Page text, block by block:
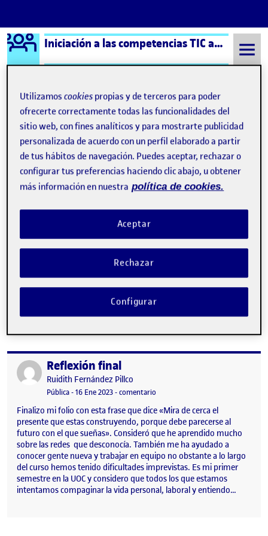
Saltar al contenido
Logo Ágora Iniciación a las competencias TIC aula 6
Semestre 20221 - Aula 6 16 Enero, 2023
16 Enero, 2023
Publicado porCierre del portfolio – Reflexión final
Visibilidad:
Pública-Fecha de publicación
16 Ene 2023-comentarioen Cierre del portfolio – Reflexión
Ya hemos llegado a la recta final y nos estamos preparando para
terminar este semestre y afrontar las pruebas finales. Durante el
proyecto y todas las actividades que hemos ido desarrollando he
aprendido en muchos aspectos. Tener que trabajar de forma
colaborativa con otras personas a distancia ha supuesto un reto,
pero he podido comprobar que poniendo cada uno de su parte
se puede conseguir. Los puntos imprescindibles para que tuviera
éxito nuestro proyecto y pudiéramos completarlo han sido el…
Publicado porReflexión final
Publicado por
Ruidith Fernández Pillco
Visibilidad:
Pública-Fecha de publicación
16 Ene 2023-comentario
Finalizo mi folio con esta frase que dice «Mira de cerca el
presente que estas construyendo, porque debe parecerse al
futuro con el que sueñas». Consideró que he aprendido mucho
sobre las redes que desconocía. También me ha ayudado a
conocer gente nueva y trabajar en equipo no obstante a lo largo
del curso hemos tenido dificultades imprevistas. Es mi primer
semestre en la UOC y considero que todos los que estamos
intentamos compaginar la vida personal, laboral y entiendo…
Utilizamoscookies propias y de terceros para poder
ofrecerte correctamente todas las funcionalidades del
sitio web, con fines analíticos y para mostrarte publicidad
personalizada de acuerdo con un perfil elaborado a partir
de tus hábitos de navegación. Puedes aceptar, rechazar o
configurar tus preferencias haciendo clic abajo, u obtener
más información en nuestra política de cookies.
Rechazar
Aceptar
Configurar